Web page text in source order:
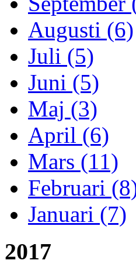
Augusti (6)
Juli (5)
Juni (5)
Maj (3)
April (6)
Mars (11)
Februari
Januari (7)
2017